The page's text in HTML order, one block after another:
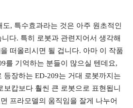
, 특수효과라는 것은 아주 원초적인
다. 특히 로봇과 관련지어서 생각해
떠올리시면 될 겁니다. 아마 이 작품
를 기억하는 분들이 많으실 텐데요,
등장하는 ED-209는 거대 로봇까지는
보캅보다 훨씬 큰 로봇으로 표현됩니
프라모델의 움직임을 잘게 나누어